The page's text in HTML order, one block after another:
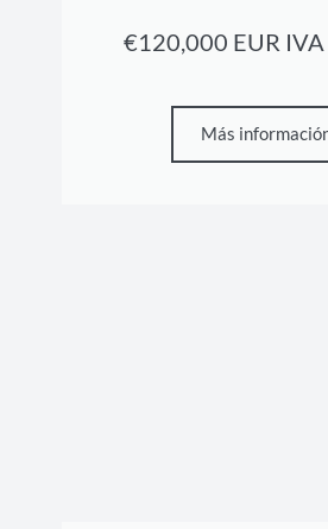
€120,000 EUR
Más